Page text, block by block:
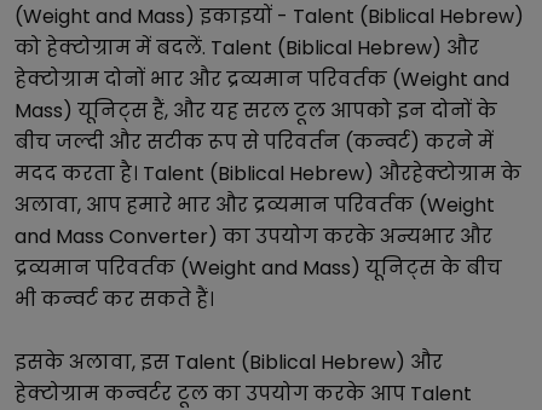
(Weight and Mass) इकाइयों - Talent (Biblical Hebrew)
कोहेक्टोग्राममें बदलें. Talent (Biblical Hebrew) और
हेक्टोग्रामदोनों भार और द्रव्यमान परिवर्तक (Weight and
Mass) यूनिट्स हैं, और यह सरल टूल आपको इन दोनों के
बीच जल्दी और सटीक रूप से परिवर्तन (कन्वर्ट) करने में
मदद करता है। Talent (Biblical Hebrew) औरहेक्टोग्रामके
अलावा, आप हमारे भार और द्रव्यमान परिवर्तक (Weight
and Mass Converter) का उपयोग करके अन्यभार और
द्रव्यमान परिवर्तक (Weight and Mass) यूनिट्स के बीच
भी कन्वर्ट कर सकते हैं।
इसके अलावा, इस Talent (Biblical Hebrew) और
हेक्टोग्रामकन्वर्टर टूल का उपयोग करके आप Talent